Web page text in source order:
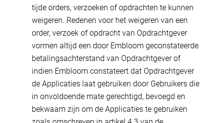
tijde orders, verzoeken of opdrachten te kunnen
weigeren. Redenen voor het weigeren van een
order, verzoek of opdracht van Opdrachtgever
vormen altijd een door Embloom geconstateerde
betalingsachterstand van Opdrachtgever of
indien Embloom constateert dat Opdrachtgever
de Applicaties laat gebruiken door Gebruikers die
in onvoldoende mate gerechtigd, bevoegd en
bekwaam zijn om de Applicaties te gebruiken